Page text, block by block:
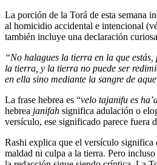
La porción de la Torá de esta semana
al homicidio accidental e intencional
también incluye una declaración
“No halagues la tierra en la que
la tierra, y la tierra no puede ser
en ella sino mediante la sangre de
La frase hebrea es “velo tajanifu es
hebrea janifah significa adulación o
versículo, ese significado parece fuera
Rashi explica que el versículo significa
maldad ni culpa a la tierra. Pero